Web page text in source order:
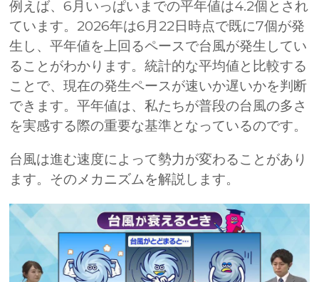
例えば、6月いっぱいまでの平年値は4.2個とされ
ています。2026年は6月22日時点で既に7個が発
生し、平年値を上回るペースで台風が発生してい
ることがわかります。統計的な平均値と比較する
ことで、現在の発生ペースが速いか遅いかを判断
できます。平年値は、私たちが普段の台風の多さ
を実感する際の重要な基準となっているのです。
台風は進む速度によって勢力が変わることがあり
ます。そのメカニズムを解説します。